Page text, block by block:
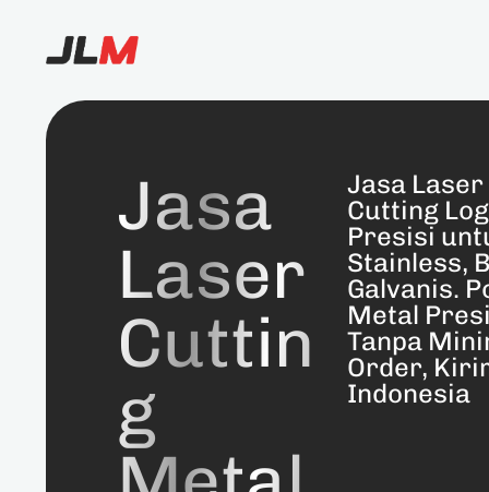
Jasa
Laser
Cuttin
g
Jasa Laser
Cutting
Presisi
Stainless,
Galvanis.
Metal
Tanpa
Order,
Indonesia